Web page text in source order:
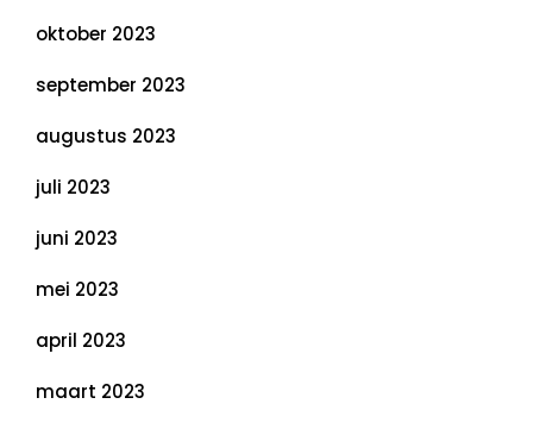
oktober 2023
september 2023
augustus 2023
juli 2023
juni 2023
mei 2023
april 2023
maart 2023